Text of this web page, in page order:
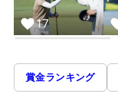
17
賞金ランキング